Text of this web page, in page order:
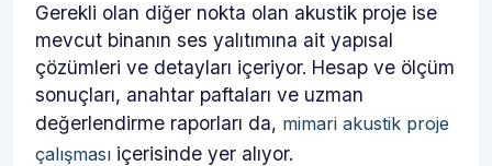
Gerekli olan diğer nokta olan akustik proje ise
mevcut binanın ses yalıtımına ait yapısal
çözümleri ve detayları içeriyor. Hesap ve ölçüm
sonuçları, anahtar paftaları ve uzman
değerlendirme raporları da, mimari akustik proje
çalışması içerisinde yer alıyor.